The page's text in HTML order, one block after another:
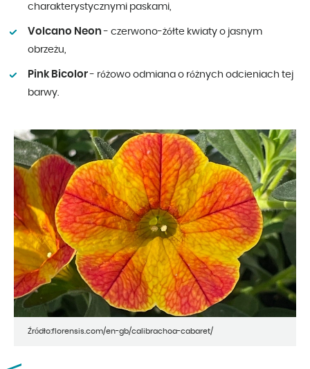
charakterystycznymi paskami,
Volcano Neon - czerwono-żółte kwiaty o jasnym
obrzeżu,
Pink Bicolor- różowo odmiana o różnych odcieniach tej
barwy.
Źródło:florensis.com/en-gb/calibrachoa-cabaret/